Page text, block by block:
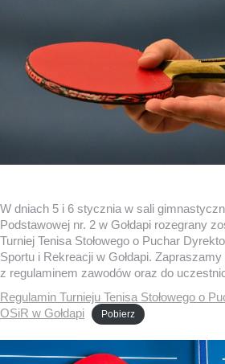
W dniach 5 i 6 stycznia w sali
Podstawowej nr. 2 w Gołdapi rozegrany
Turniej Tenisa Stołowego o Puchar
Sportu i Rekreacji w Gołdapi.
z regulaminem zawodów oraz do
Regulamin Turnieju Tenisa Stołowego o
OSiR w Gołdapi
Pobierz